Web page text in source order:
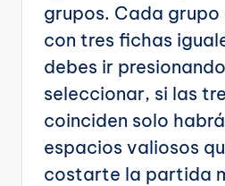
grupos. Cada
con tres fichas
debes ir
seleccionar, si las
coinciden solo
espacios valiosos
costarte la partida